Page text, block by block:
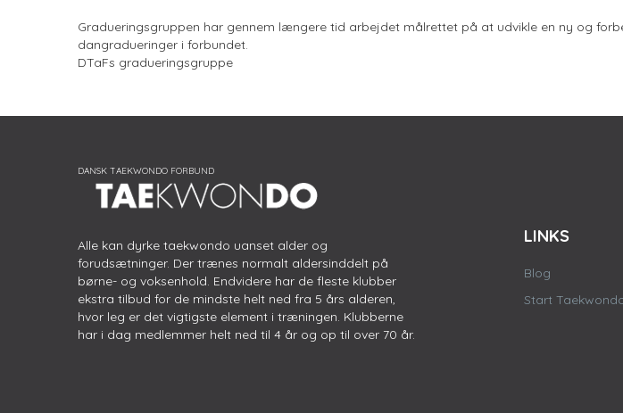
Gradueringsgruppen har gennem længere tid arbejdet målrettet på at udvikle en ny og
dangradueringer i forbundet.
DTaFs gradueringsgruppe
Alle kan dyrke taekwondo uanset alder og
forudsætninger. Der trænes normalt aldersinddelt på
børne- og voksenhold. Endvidere har de fleste klubber
ekstra tilbud for de mindste helt ned fra 5 års alderen,
hvor leg er det vigtigste element i træningen. Klubberne
har i dag medlemmer helt ned til 4 år og op til over 70 år.
LINKS
Blog
Start